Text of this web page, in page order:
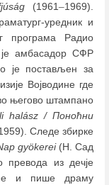
(1961–1969).
уредник и
програма Радио
амбасадор СФР
је постављен за
Војводине где
његово штампано
halász / Поноћни
Следе збирке
gyökerei(Н. Сад
превода из дечје
и пише драму